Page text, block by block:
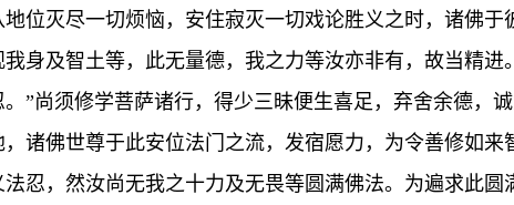
地位灭尽一切烦恼，安住寂灭一切戏论胜义之时，诸佛
我身及智土等，此无量德，我之力等汝亦非有，故当精
。”尚须修学菩萨诸行，得少三昧便生喜足，弃舍余德，
，诸佛世尊于此安位法门之流，发宿愿力，为令善修如
法忍，然汝尚无我之十力及无畏等圆满佛法。为遍求此